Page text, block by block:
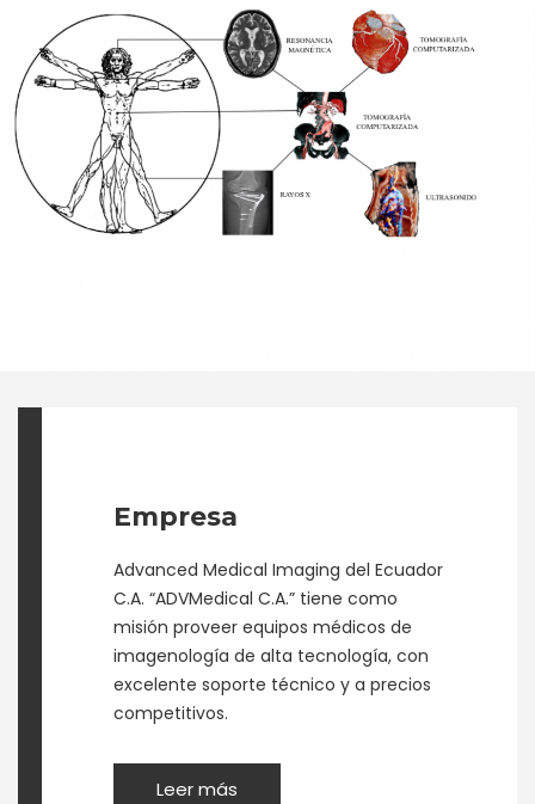
Empresa
Advanced Medical Imaging del Ecuador
C.A. “ADVMedical C.A.” tiene como
misión proveer equipos médicos de
imagenología de alta tecnología, con
excelente soporte técnico y a precios
competitivos.
Leer más